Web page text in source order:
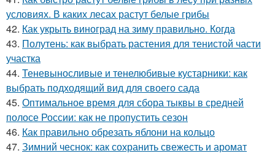
условиях. В каких лесах растут белые грибы
42. Как укрыть виноград на зиму правильно. Когда
43. Полутень: как выбрать растения для тенистой части
участка
44. Теневыносливые и тенелюбивые кустарники: как
выбрать подходящий вид для своего сада
45. Оптимальное время для сбора тыквы в средней
полосе России: как не пропустить сезон
46. Как правильно обрезать яблони на кольцо
47. Зимний чеснок: как сохранить свежесть и аромат